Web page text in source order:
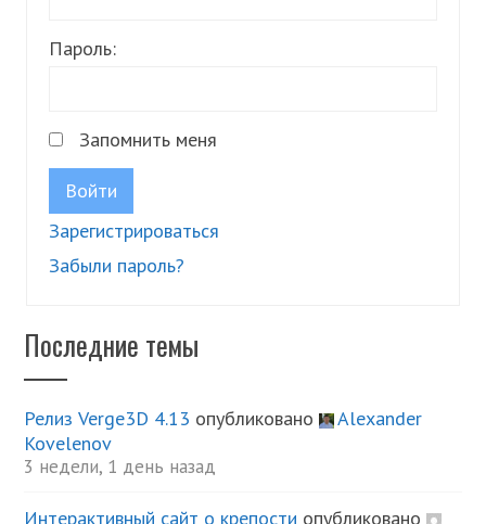
Пароль:
Запомнить меня
Войти
Зарегистрироваться
Забыли пароль?
Последние темы
Релиз Verge3D 4.13 опубликовано
Alexander
Kovelenov
3 недели, 1 день назад
Интерактивный сайт о крепости опубликовано